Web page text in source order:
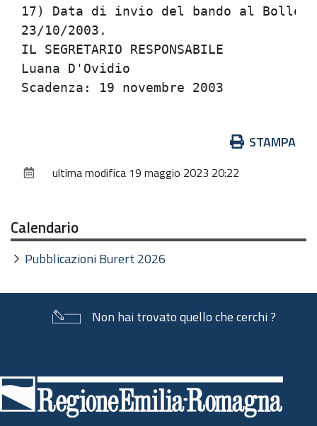
17) Data di invio del
23/
IL
Luana
documento
STAMPA
ultima modifica 19 maggio 2023 20:22
Calendario
Pubblicazioni Burert 2026
Non hai trovato quello che cerchi ?
di
pagina